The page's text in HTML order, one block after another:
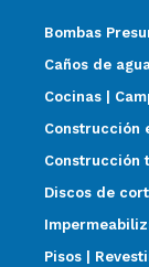
Bombas
Caños de
Cocinas |
Construcción
Construcción
Discos de
Pisos |